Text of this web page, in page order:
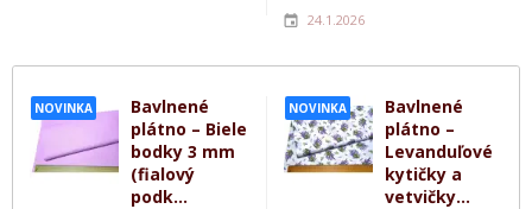
NOVINKA
Bavlnené
plátno – Biele
bodky 3 mm
(fialový
podk...
NOVINKA
Bavlnené
plátno –
Levanduľové
kytičky a
vetvičky...
24.1.2026